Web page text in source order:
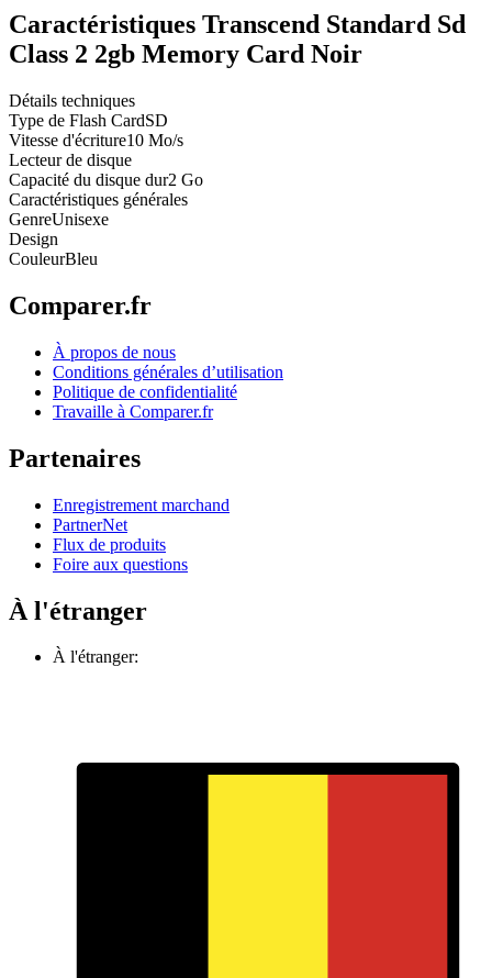
Caractéristiques Transcend Standard Sd
Class 2 2gb Memory Card Noir
Détails techniques
Type de Flash CardSD
Vitesse d'écriture10 Mo/s
Lecteur de disque
Capacité du disque dur2 Go
Caractéristiques générales
GenreUnisexe
Design
CouleurBleu
Comparer.fr
À propos de nous
Conditions générales d’utilisation
Politique de confidentialité
Travaille à Comparer.fr
Partenaires
Enregistrement marchand
PartnerNet
Flux de produits
Foire aux questions
À l'étranger
À l'étranger: